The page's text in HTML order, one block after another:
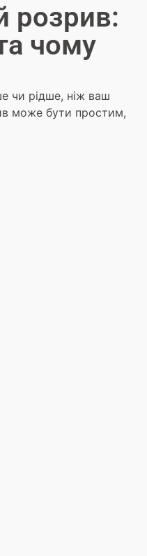
розрив:
чому
чи рідше, ніж ваш
може бути простим,